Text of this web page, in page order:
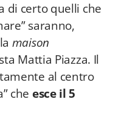
di certo quelli che
saranno,
maison
Mattia Piazza. Il
al centro
che esce il 5